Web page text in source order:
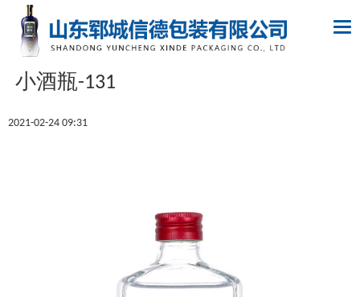
小酒瓶-131
2021-02-24 09:31